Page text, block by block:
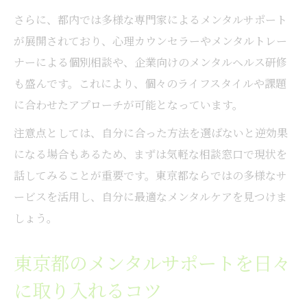
さらに、都内では多様な専門家によるメンタルサポート
が展開されており、心理カウンセラーやメンタルトレー
ナーによる個別相談や、企業向けのメンタルヘルス研修
も盛んです。これにより、個々のライフスタイルや課題
に合わせたアプローチが可能となっています。
注意点としては、自分に合った方法を選ばないと逆効果
になる場合もあるため、まずは気軽な相談窓口で現状を
話してみることが重要です。東京都ならではの多様なサ
ービスを活用し、自分に最適なメンタルケアを見つけま
しょう。
東京都のメンタルサポートを日々
に取り入れるコツ